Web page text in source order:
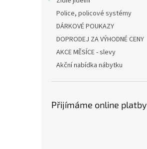
Police, policové systémy
DÁRKOVÉ POUKAZY
DOPRODEJ ZA VÝHODNÉ CENY
AKCE MĚSÍCE - slevy
Akční nabídka nábytku
Přijímáme online platby